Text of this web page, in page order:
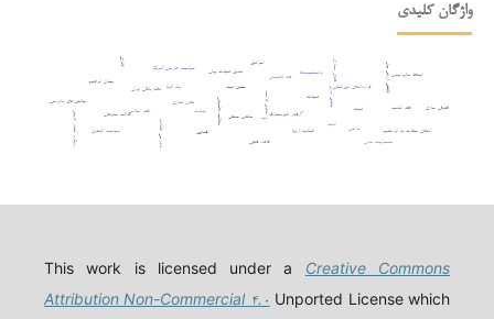
واژگان کلیدی
ثبوت
اثبات
تعهدات حقوق ایران حقوق فرانسه مطالعه تطبیقی رفتار غیرمتعارف
تقلب تجاری
قراردادهای بین‌المللی حسن نیت
اتحادیه اروپا
کاهش ارزش پول نظام بانکی ایران
فقه اسلامی
ربا
تعدیل تعهدات پولی
عدالت معاوضی
قصاص
ولد الزنا
فقه امامیه
مذهب حنفی
جنایت
فقه تطبیقی
اوانجلیست‌ها
سیاست خارجی آمریکا
ترامپ
اسرائیل
انتقال سفارت به اورشلیم
پیمان ابراهیم
افترقی سازی
دادرسی عادلانه
چالش های دادرسی
سیاست کیفری
اتانازی
قاعده فقهی
اسقاط مالم یجب
رویکرد کشور اتریش مسئولیت مدنی
فضای مجازی
This work is licensed under a Creative Commons
Attribution Non-Commercial ۴.۰ Unported License which